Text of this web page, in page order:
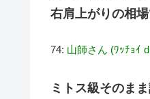
右肩上がりの相
74: 山師さん (ﾜｯﾁｮｲ
ミトス級そのま